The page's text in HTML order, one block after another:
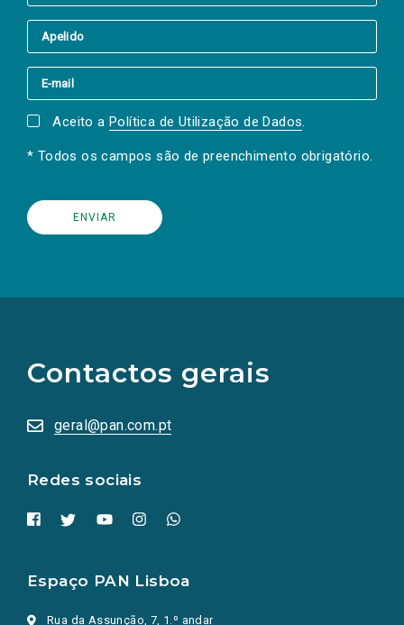
Aceito a Política de Utilização de Dados.
* Todos os campos são de preenchimento obrigatório.
Contactos gerais
geral@pan.com.pt
Redes sociais
redes
sociais
numa
nova
Espaço PAN Lisboa
Rua da Assunção, 7, 1.º andar